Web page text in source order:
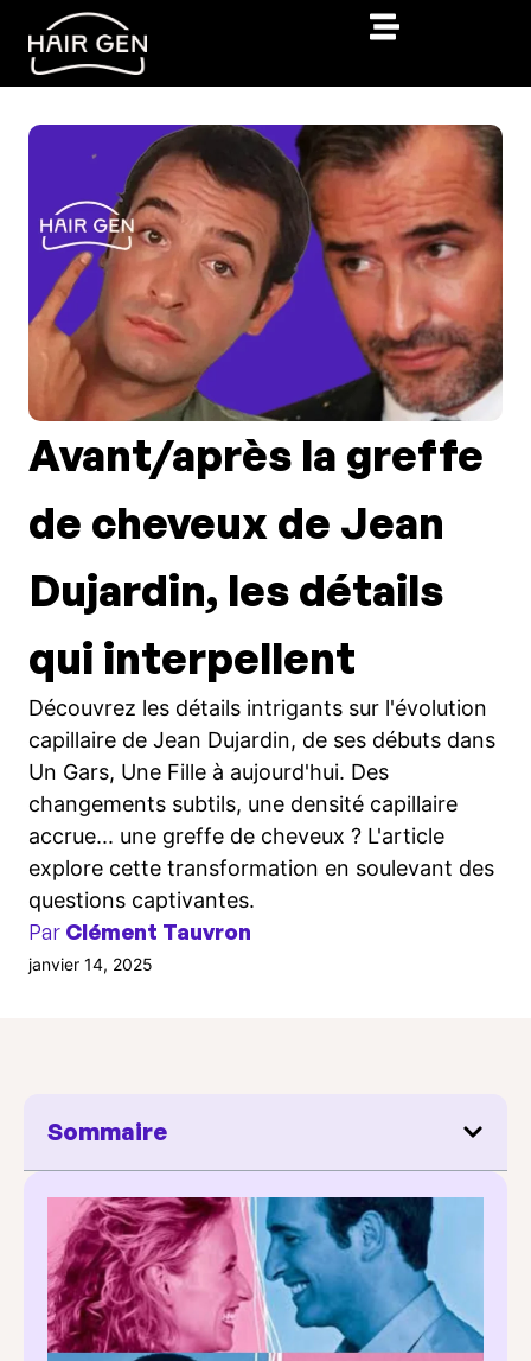
Avant/après la greffe
de cheveux de Jean
Dujardin, les détails
qui interpellent
Découvrez les détails intrigants sur l'évolution
capillaire de Jean Dujardin, de ses débuts dans
Un Gars, Une Fille à aujourd'hui. Des
changements subtils, une densité capillaire
accrue... une greffe de cheveux ? L'article
explore cette transformation en soulevant des
questions captivantes.
Par Clément Tauvron
janvier 14, 2025
Sommaire